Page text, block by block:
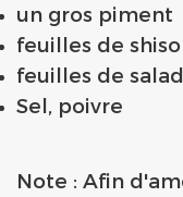
un gros piment
feuilles de shiso
feuilles de
Sel, poivre
Note : Afin